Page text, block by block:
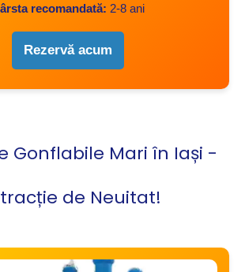
recomandată: 2-8 ani
Rezervă acum
Gonflabile Mari în Iași -
de Neuitat!